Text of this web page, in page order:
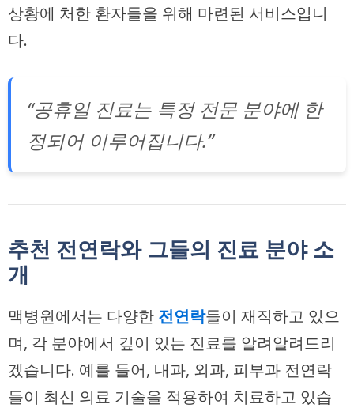
상황에 처한 환자들을 위해 마련된 서비스입니
다.
“공휴일 진료는 특정 전문 분야에 한
정되어 이루어집니다.”
추천 전연락와 그들의 진료 분야 소
개
맥병원에서는 다양한 전연락들이 재직하고 있으
며, 각 분야에서 깊이 있는 진료를 알려알려드리
겠습니다. 예를 들어, 내과, 외과, 피부과 전연락
들이 최신 의료 기술을 적용하여 치료하고 있습